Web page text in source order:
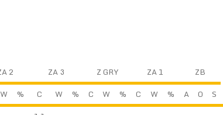
2 ZA 3 Z GRY ZA 1
ZB
W % C W % C W % C W % A O
S